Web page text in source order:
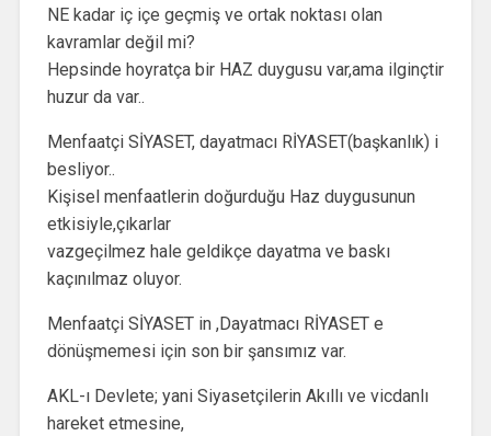
NE kadar iç içe geçmiş ve ortak noktası olan
kavramlar değil mi?
Hepsinde hoyratça bir HAZ duygusu var,ama ilginçtir
huzur da var..
Menfaatçi SİYASET, dayatmacı RİYASET(başkanlık) i
besliyor..
Kişisel menfaatlerin doğurduğu Haz duygusunun
etkisiyle,çıkarlar
vazgeçilmez hale geldikçe dayatma ve baskı
kaçınılmaz oluyor.
Menfaatçi SİYASET in ,Dayatmacı RİYASET e
dönüşmemesi için son bir şansımız var.
AKL-ı Devlete; yani Siyasetçilerin Akıllı ve vicdanlı
hareket etmesine,